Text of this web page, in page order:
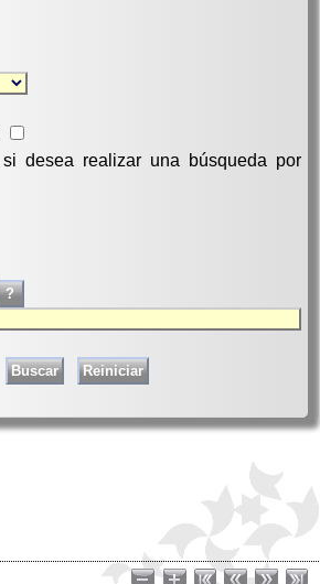
desea realizar una búsqueda por